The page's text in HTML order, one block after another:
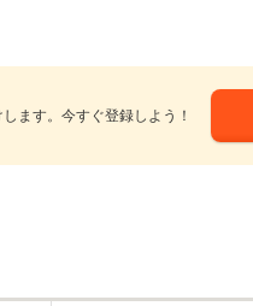
ます。今すぐ登録しよう！